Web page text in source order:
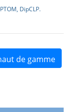
DipCLP.
de gamme